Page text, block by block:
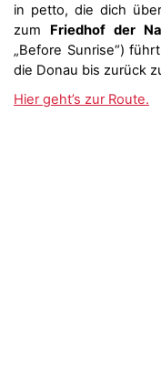
in petto, die dich
zum Friedhof der
„Before Sunrise“)
die Donau bis zurück
Hier geht’s zur Route.